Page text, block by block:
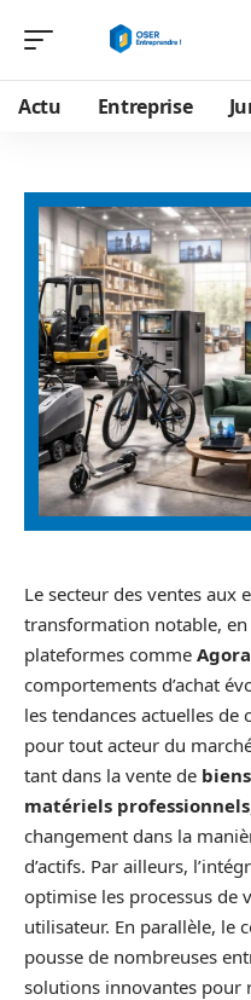
Actu Entreprise
Le secteur des ventes aux
transformation notable,
plateformes comme
comportements d’achat
les tendances actuelles
pour tout acteur du
tant dans la vente de
matériels professionnels
changement dans la
d’actifs. Par ailleurs,
optimise les processus de
utilisateur. En parallèle, le
pousse de nombreuses
solutions innovantes pour